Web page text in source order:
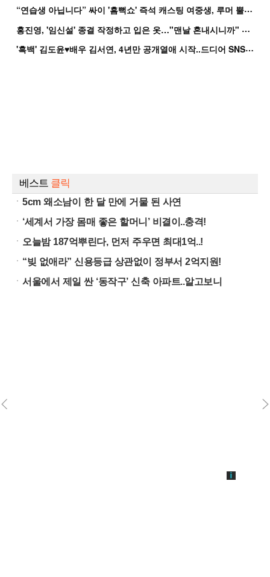
“
연습생 아닙니다” 싸이 '흠뻑쇼' 즉석 캐스팅 여중생, 루머 뿔났다[Oh!쎈 이...
홍
진영, '임신설' 종결 작정하고 입은 옷…"맨날 혼내시니까" 억울
'
흑백' 김도윤♥배우 김서연, 4년만 공개열애 시작..드디어 SNS에 노출 [핫피...